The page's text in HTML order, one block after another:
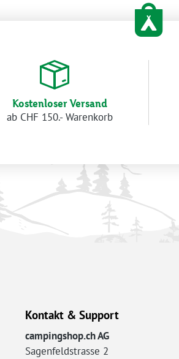
Kostenloser Versand
ab CHF 150.- Warenkorb
Kontakt & Support
campingshop.ch AG
Sagenfeldstrasse 2